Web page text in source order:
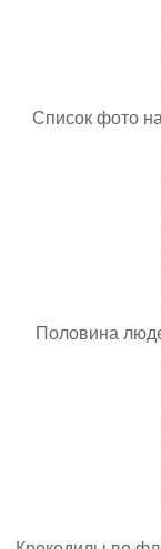
Список фото
Половина